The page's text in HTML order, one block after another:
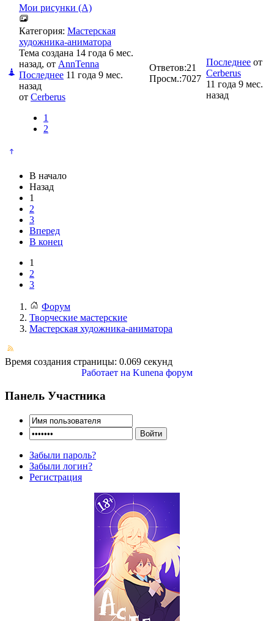
Мои рисунки (А)
Категория: Мастерская
художника-аниматора
Тема создана 14 года 6 мес.
назад, от AnnTenna
Последнее 11 года 9 мес.
назад
от Cerberus
1
2
Ответов:21
Просм.:7027
Последнее от
Cerberus
11 года 9 мес.
назад
В начало
Назад
1
2
3
Вперед
В конец
1
2
3
Форум
Творческие мастерские
Мастерская художника-аниматора
Время создания страницы: 0.069 секунд
Работает на Kunena форум
Панель Участника
Забыли пароль?
Забыли логин?
Регистрация